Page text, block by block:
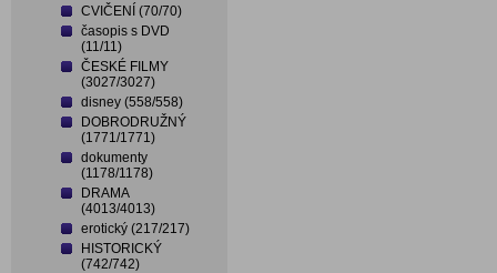
CVIČENÍ (70/70)
časopis s DVD
(11/11)
ČESKÉ FILMY
(3027/3027)
disney (558/558)
DOBRODRUŽNÝ
(1771/1771)
dokumenty
(1178/1178)
DRAMA
(4013/4013)
erotický (217/217)
HISTORICKÝ
(742/742)